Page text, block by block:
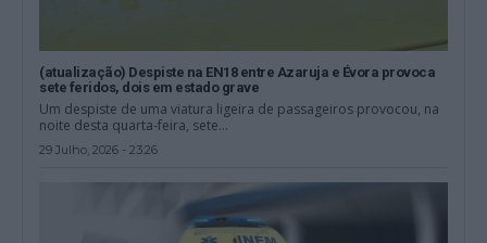
(atualização) Despiste na EN18 entre Azaruja e Évora provoca
sete feridos, dois em estado grave
Um despiste de uma viatura ligeira de passageiros provocou, na
noite desta quarta-feira, sete...
29 Julho, 2026 - 23:26